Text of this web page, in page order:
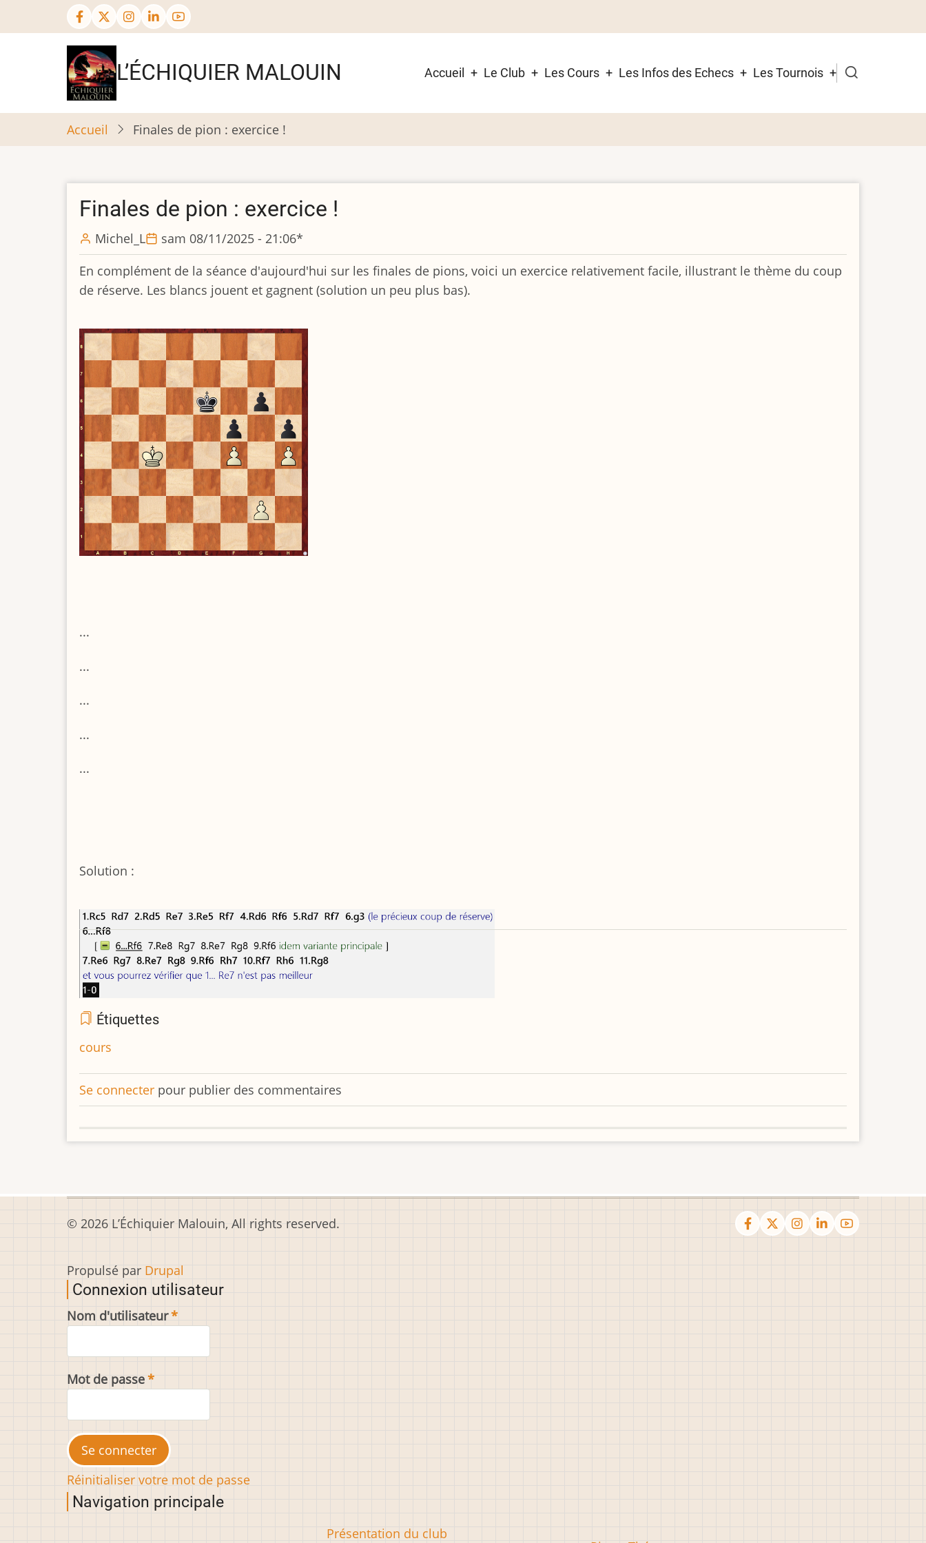
au
L’ÉCHIQUIER MALOUIN
Navigation
Accueil Le Club Les Cours Les Infos des Echecs Les Tournois
Accueil Finales de pion : exercice !
Finales de pion : exercice !
Michel_L sam 08/11/2025 - 21:06*
En complément de la séance d'aujourd'hui sur les finales de pions, voici un exercice relativement facile, illustrant le thème du coup
de réserve. Les blancs jouent et gagnent (solution un peu plus bas).
...
...
...
...
...
Solution :
Étiquettes
cours
Se connecter pour publier des commentaires
© 2026 L’Échiquier Malouin, All rights reserved.
Propulsé par Drupal
Connexion utilisateur
Nom d'utilisateur
Mot de passe
Réinitialiser votre mot de passe
Navigation principale
Présentation du club